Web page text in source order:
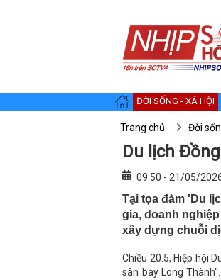
ĐỜI SỐNG - XÃ HỘI
Trang chủ Đời
Du lịch
09:50 - 21/05/
Tại tọa đàm 'Du
gia, doanh
xây dựng chuỗi
Chiều 20.5, Hiệp hội
sân bay Long